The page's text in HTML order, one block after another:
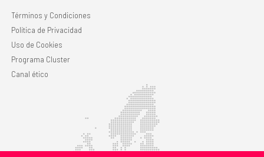
Términos y Condiciones
Política de Privacidad
Uso de Cookies
Programa Cluster
Canal ético